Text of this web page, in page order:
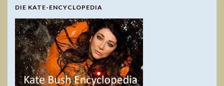
DIE KATE-ENCYCLOPEDIA